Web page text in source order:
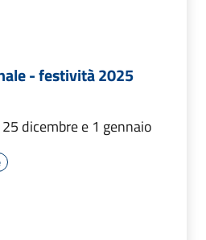
- festività 2025
dicembre e 1 gennaio